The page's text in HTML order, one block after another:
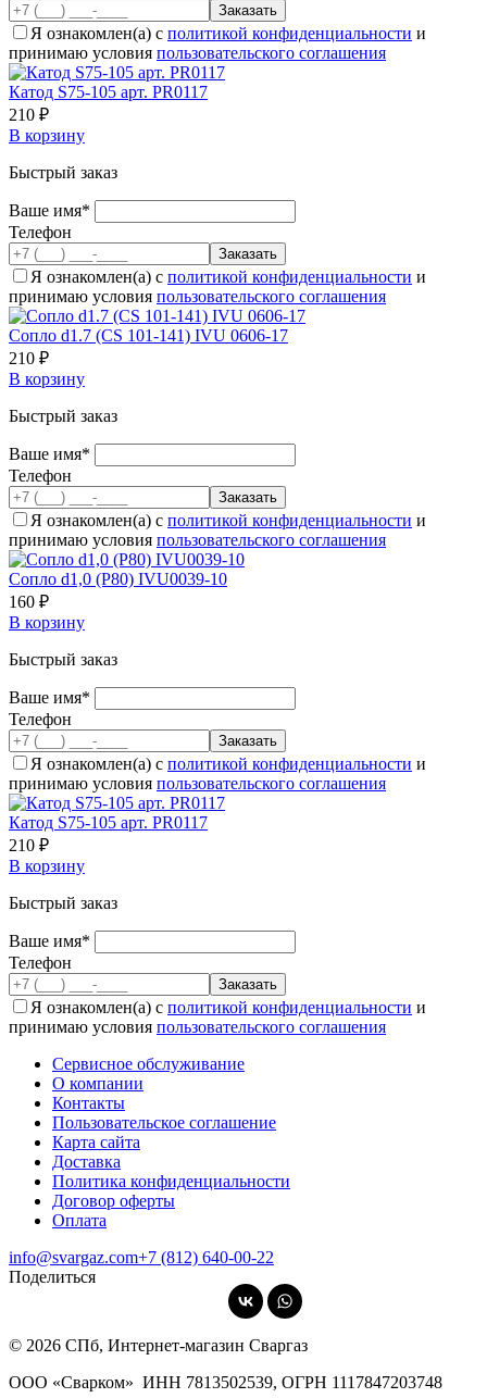
Я ознакомлен(а) с политикой конфиденциальности и
принимаю условия пользовательского соглашения
Катод S75-105 арт. PR0117
210 ₽
В корзину
Быстрый заказ
Ваше имя*
Телефон
Я ознакомлен(а) с политикой конфиденциальности и
принимаю условия пользовательского соглашения
Сопло d1.7 (CS 101-141) IVU 0606-17
210 ₽
В корзину
Быстрый заказ
Ваше имя*
Телефон
Я ознакомлен(а) с политикой конфиденциальности и
принимаю условия пользовательского соглашения
Сопло d1,0 (P80) IVU0039-10
160 ₽
В корзину
Быстрый заказ
Ваше имя*
Телефон
Я ознакомлен(а) с политикой конфиденциальности и
принимаю условия пользовательского соглашения
Катод S75-105 арт. PR0117
210 ₽
В корзину
Быстрый заказ
Ваше имя*
Телефон
Я ознакомлен(а) с политикой конфиденциальности и
принимаю условия пользовательского соглашения
Сервисное обслуживание
О компании
Контакты
Пользовательское соглашение
Карта сайта
Доставка
Политика конфиденциальности
Договор оферты
Оплата
info@svargaz.com+7 (812) 640‑00‑22
Поделиться
© 2026 СПб, Интернет-магазин Сваргаз
ООО «Сварком» ИНН 7813502539, ОГРН 1117847203748